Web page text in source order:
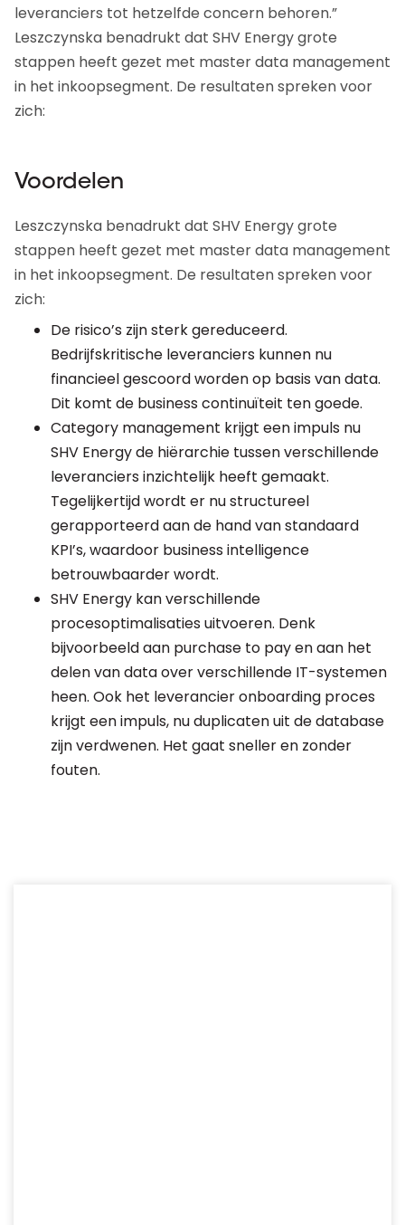
leveranciers tot hetzelfde concern behoren.”
Leszczynska benadrukt dat SHV Energy grote
stappen heeft gezet met master data management
in het inkoopsegment. De resultaten spreken voor
zich:
Voordelen
Leszczynska benadrukt dat SHV Energy grote
stappen heeft gezet met master data management
in het inkoopsegment. De resultaten spreken voor
zich:
De risico’s zijn sterk gereduceerd.
Bedrijfskritische leveranciers kunnen nu
financieel gescoord worden op basis van data.
Dit komt de business continuïteit ten goede.
Category management krijgt een impuls nu
SHV Energy de hiërarchie tussen verschillende
leveranciers inzichtelijk heeft gemaakt.
Tegelijkertijd wordt er nu structureel
gerapporteerd aan de hand van standaard
KPI’s, waardoor business intelligence
betrouwbaarder wordt.
SHV Energy kan verschillende
procesoptimalisaties uitvoeren. Denk
bijvoorbeeld aan purchase to pay en aan het
delen van data over verschillende IT-systemen
heen. Ook het leverancier onboarding proces
krijgt een impuls, nu duplicaten uit de database
zijn verdwenen. Het gaat sneller en zonder
fouten.